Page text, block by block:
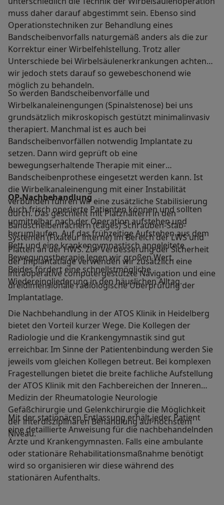
muss daher darauf abgestimmt sein. Ebenso sind
Operationstechniken zur Behandlung eines
Bandscheibenvorfalls naturgemäß anders als die zur
Korrektur einer Wirbelfehlstellung. Trotz aller
Unterschiede bei Wirbelsäulenerkrankungen achten
wir jedoch stets darauf so gewebeschonend wie
möglich zu behandeln.
So werden Bandscheibenvorfälle und
Wirbelkanaleinengungen (Spinalstenose) bei uns
grundsätzlich mikroskopisch gestützt minimalinvasiv
therapiert. Manchmal ist es auch bei
Bandscheibenvorfällen notwendig Implantate zu
setzen. Dann wird geprüft ob eine
bewegungserhaltende Therapie mit einer
Bandscheibenprothese eingesetzt werden kann. Ist
die Wirbelkanaleinengung mit einer Instabilität
verbunden führen wir eine zusätzliche Stabilisierung
durch. Das geschieht mit Platzhaltern in den
Bandscheibenfächern (Cages) Schrauben-Stab-
Systemen (Fixateur interne) im Bereich der LWS und
Platten an der HWS. Zur Verbesserung der Sicherheit
der Implantatlage verwenden wir zusätzlich eine
intraoperative computergestützte Navigation und eine
dreidimensionale radiologische Überprüfung der
Implantatlage.
OP-Nachbehandlung
Auch frisch operierte Patienten können und sollten
unmittelbar nach der Operation aufstehen und
herumlaufen. Auf das frühzeitige Aufstehen aus dem
Bett und eine krankengymnastisch angeleitete
Bewegungstherapie legen wir großen Wert.
Beides fördert eine schnellstmögliche
Wiedereingliederung in den häuslichen Alltag.
Die Nachbehandlung in der ATOS Klinik in Heidelberg
bietet den Vorteil kurzer Wege. Die Kollegen der
Radiologie und die Krankengymnastik sind gut
erreichbar. Im Sinne der Patientenbindung werden Sie
jeweils vom gleichen Kollegen betreut. Bei komplexen
Fragestellungen bietet die breite fachliche Aufstellung
der ATOS Klinik mit den Fachbereichen der Inneren
Medizin der Rheumatologie Neurologie
Gefäßchirurgie und Gelenkchirurgie die Möglichkeit
der interdisziplinären Behandlung auf höchstem
Niveau.
Mit der stationären Entlassung erhält jeder Patient
eine detaillierte Anweisung für die nachbehandelnden
Ärzte und Krankengymnasten. Falls eine ambulante
oder stationäre Rehabilitationsmaßnahme benötigt
wird so organisieren wir diese während des
stationären Aufenthalts.